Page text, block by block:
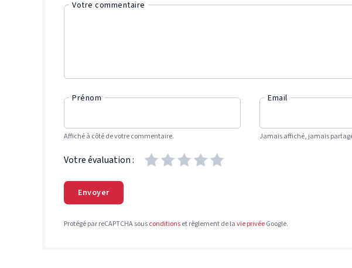
Votre commentaire
Prénom
Affiché à côté de votre commentaire.
Email
Jamais affiché, jamais
Votre évaluation :
Envoyer
Protégé par reCAPTCHA sousconditionset règlement de lavie privéeGoogle.